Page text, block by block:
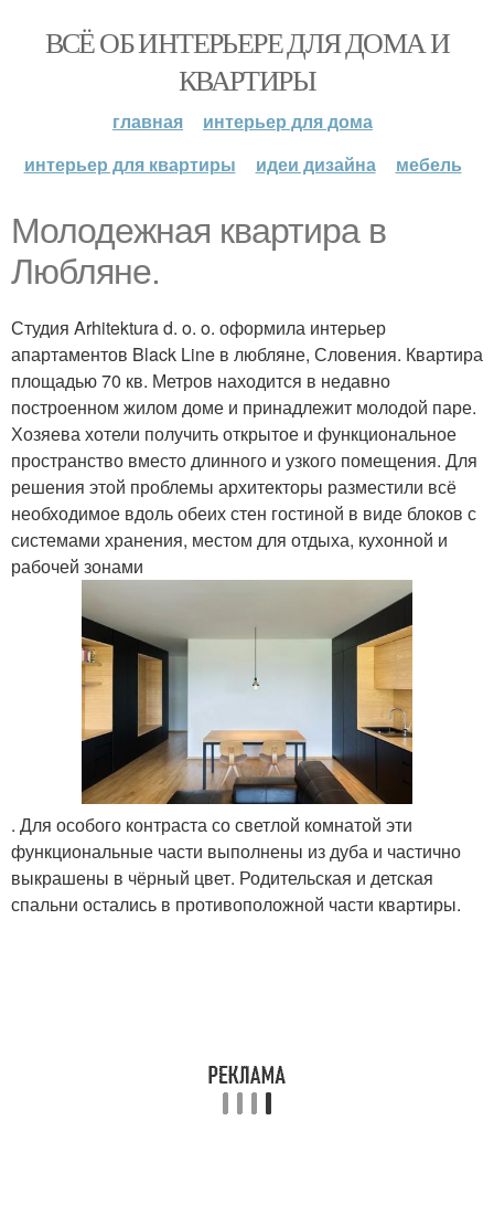
ВСЁ ОБ ИНТЕРЬЕРЕ ДЛЯ ДОМА И
КВАРТИРЫ
главная
интерьер для дома
интерьер для квартиры
идеи дизайна мебель
Молодежная квартира в
Любляне.
Студия Arhitektura d. o. o. оформила интерьер
апартаментов Black Line в любляне, Словения. Квартира
площадью 70 кв. Метров находится в недавно
построенном жилом доме и принадлежит молодой паре.
Хозяева хотели получить открытое и функциональное
пространство вместо длинного и узкого помещения. Для
решения этой проблемы архитекторы разместили всё
необходимое вдоль обеих стен гостиной в виде блоков с
системами хранения, местом для отдыха, кухонной и
рабочей зонами
. Для особого контраста со светлой комнатой эти
функциональные части выполнены из дуба и частично
выкрашены в чёрный цвет. Родительская и детская
спальни остались в противоположной части квартиры.